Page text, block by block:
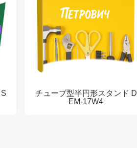
チューブ型半円形スタンド D
EM-17W4